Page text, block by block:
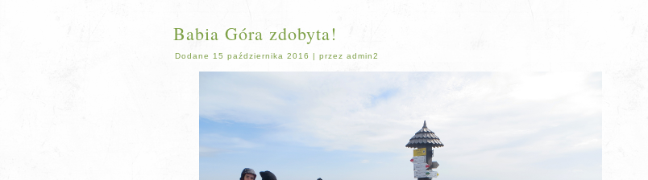
Babia Góra zdobyta!
Dodane 15 października 2016 | przez admin2